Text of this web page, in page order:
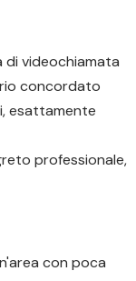
videochiamata
concordato
esattamente
professionale,
con poca